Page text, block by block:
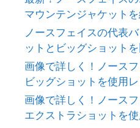
も
つ
看
護
師
の
現
状
マウンテンジャケットを
ノースフェイスの代表
ットとビッグショット
画像で詳しく！ノースフ
ビッグショットを使用レ
画像で詳しく！ノースフ
エクストラショットを